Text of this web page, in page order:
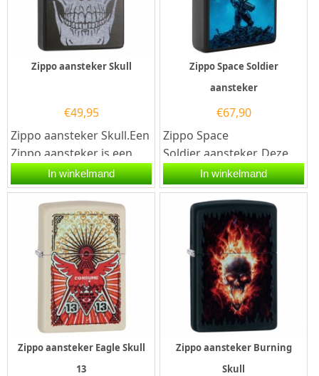
Zippo aansteker Skull
€49,95
Zippo aansteker Skull.Een
Zippo aansteker is een
kwalitatief
goede aansteker met de
welbekende...
In winkelmand
Zippo Space Soldier
aansteker
€67,90
Zippo Space
Soldier aansteker. Deze
benzineaansteker heeft
een Matzwarte afwerking
met op...
In winkelmand
Zippo aansteker Eagle Skull
13
Zippo aansteker Burning
Skull